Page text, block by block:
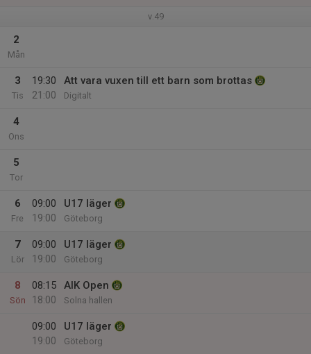
v.49
2
Mån
3
Tis
19:30
21:00
Att vara vuxen till ett barn som brottas
Digitalt
4
Ons
5
Tor
6
Fre
09:00
19:00
U17 läger
Göteborg
7
Lör
09:00
19:00
U17 läger
Göteborg
8
Sön
08:15
18:00
AIK Open
Solna hallen
09:00
19:00
U17 läger
Göteborg